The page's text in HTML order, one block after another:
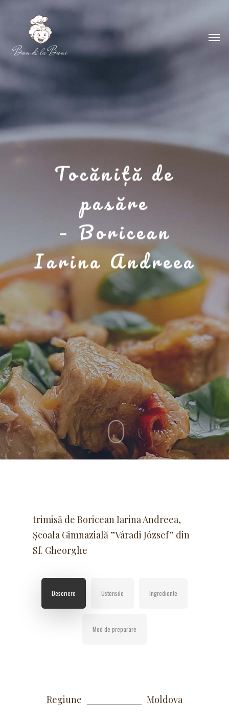
Tocăniță de
pasăre
– Boricean
Iarina Andreea
trimisă de Boricean Iarina Andreea,
Școala Gimnazială ”Váradi József” din
Sf. Gheorghe
Descriere Ustensile Ingrediente
Mod de preparare
Regiune Moldova